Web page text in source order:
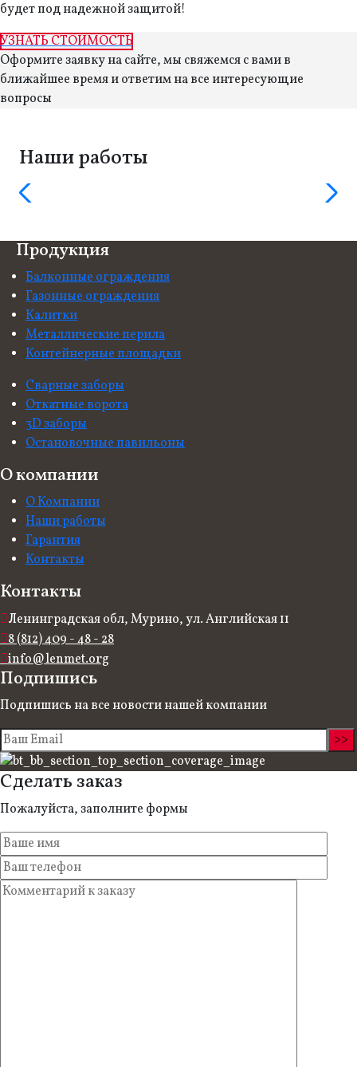
будет под надежной защитой!
УЗНАТЬ СТОИМОСТЬ
Оформите заявку на сайте, мы свяжемся с вами в
ближайшее время и ответим на все интересующие
вопросы
Наши работы
Продукция
Балконные ограждения
Газонные ограждения
Калитки
Металлические перила
Контейнерные площадки
Сварные заборы
Откатные ворота
3D заборы
Остановочные павильоны
О компании
О Компании
Наши работы
Гарантия
Контакты
Контакты
Ленинградская обл, Мурино, ул. Английская 11
8 (812) 409 - 48 - 28
info@lenmet.org
Подпишись
Подпишись на все новости нашей компании
Сделать заказ
Пожалуйста, заполните формы